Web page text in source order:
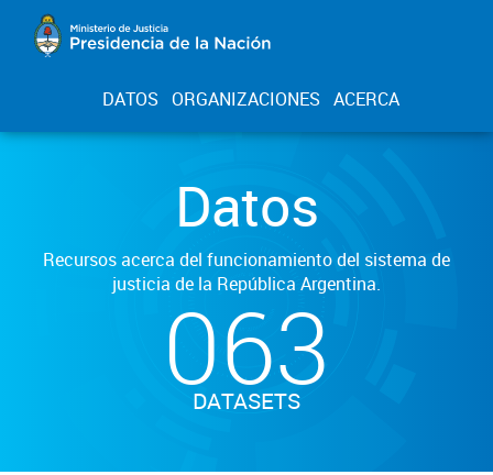
DATOS ORGANIZACIONES ACERCA
Datos
Recursos acerca del funcionamiento del sistema de
justicia de la República Argentina.
063
DATASETS